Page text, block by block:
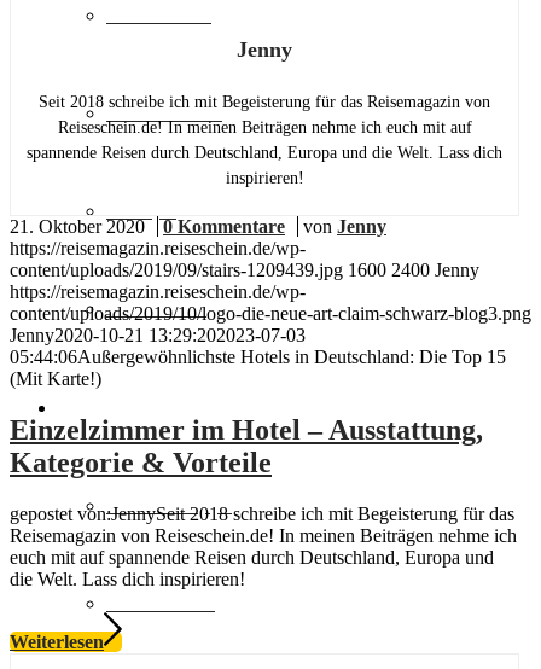
Deutschland
Europa
Fernreisen
Insider Tipps
Jenny
Seit 2018 schreibe ich mit Begeisterung für das Reisemagazin von
Reiseschein.de! In meinen Beiträgen nehme ich euch mit auf
spannende Reisen durch Deutschland, Europa und die Welt. Lass dich
inspirieren!
21. Oktober 2020 /0 Kommentare von Jenny
https://reisemagazin.reiseschein.de/wp-
content/uploads/2019/09/stairs-1209439.jpg 1600 2400 Jenny
https://reisemagazin.reiseschein.de/wp-
content/uploads/2019/10/logo-die-neue-art-claim-schwarz-blog3.png
Jenny2020-10-21 13:29:202023-07-03
05:44:06Außergewöhnlichste Hotels in Deutschland: Die Top 15
(Mit Karte!)
Einzelzimmer im Hotel – Ausstattung,
Kategorie & Vorteile
gepostet von:JennySeit 2018 schreibe ich mit Begeisterung für das
Reisemagazin von Reiseschein.de! In meinen Beiträgen nehme ich
euch mit auf spannende Reisen durch Deutschland, Europa und
die Welt. Lass dich inspirieren!
Weiterlesen